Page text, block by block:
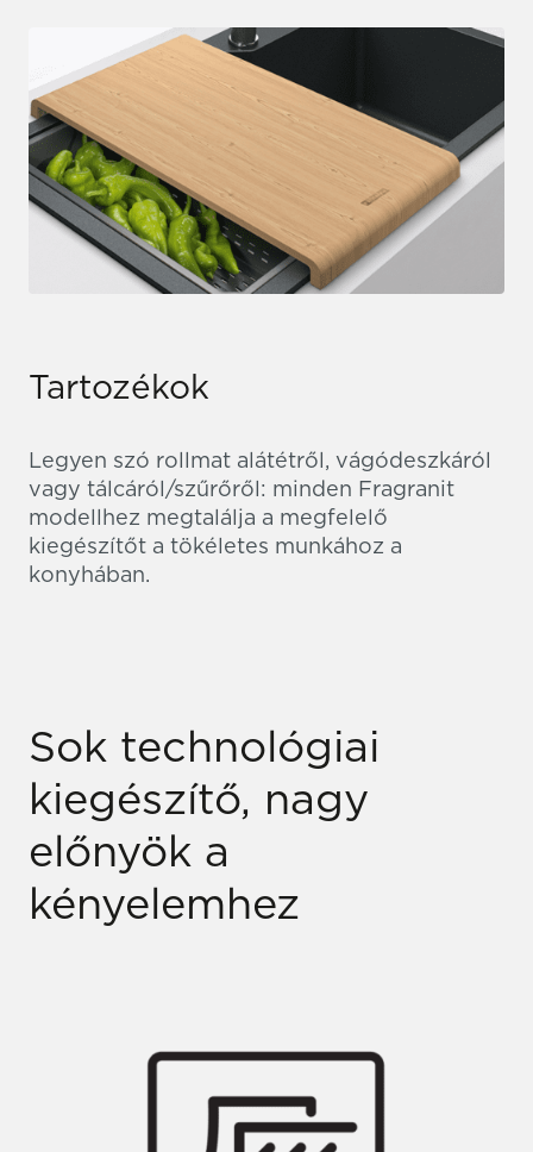
Tartozékok
Legyen szó rollmat alátétről, vágódeszkáról
vagy tálcáról/szűrőről: minden Fragranit
modellhez megtalálja a megfelelő
kiegészítőt a tökéletes munkához a
konyhában.
Sok technológiai
kiegészítő, nagy
előnyök a
kényelemhez